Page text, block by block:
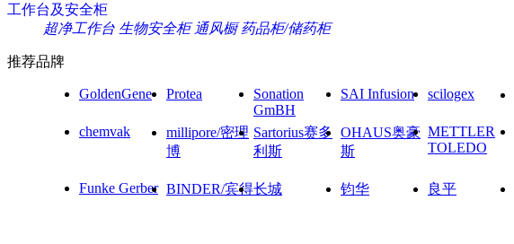
工作台及安全柜
超净工作台 生物安全柜 通风橱 药品柜/储药柜
推荐品牌
GoldenGene Protea
Sonation
GmBH
SAI Infusion scilogex
chemvak
millipore/密理
博
Sartorius赛多
利斯
OHAUS奥豪
斯
METTLER
TOLEDO
Funke Gerber BINDER/宾得长城 钧华 良平